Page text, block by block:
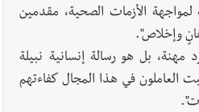
الأزمات الصحية، مقدمين
وإخلاص".
بل هو رسالة إنسانية نبيلة
العاملون في هذا المجال كفاءتهم